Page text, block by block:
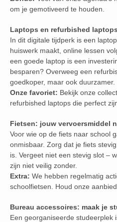
om je gemotiveerd te houden.
Laptops en refurbished
In dit digitale tijdperk is een
huiswerk maakt, online lessen
een goede laptop is een
besparen? Overweeg een
goedkoper, maar ook duurzamer.
Onze favoriet: Bekijk onze
refurbished laptops die perfect
Fietsen: jouw vervoersmiddel
Voor wie op de fiets naar school
onmisbaar. Zorg dat je fiets
is. Vergeet niet een stevig slot –
zijn niet veilig zonder.
Extra: We hebben regelmatig
schoolfietsen. Houd onze
Bureau accessoires: maak je
Een georganiseerde studeerplek